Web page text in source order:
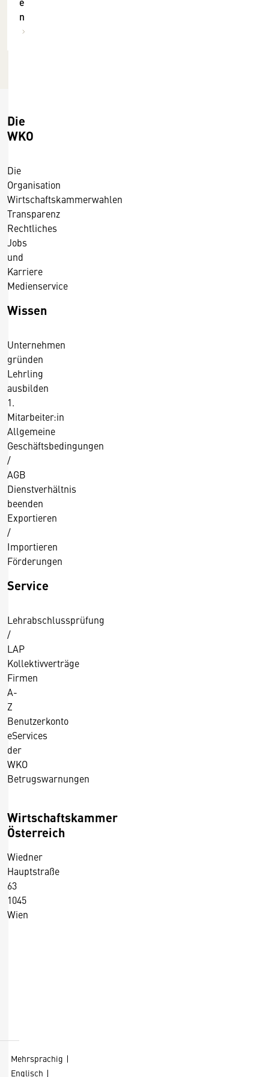
.
3
n
/
1
0
1
n
Die
WKO
Die
Organisation
Wirtschaftskammerwahlen
Transparenz
Rechtliches
Jobs
und
Karriere
Medienservice
Wissen
Unternehmen
gründen
Lehrling
ausbilden
1.
Mitarbeiter:in
Allgemeine
Geschäftsbedingungen
/
AGB
Dienstverhältnis
beenden
Exportieren
/
Importieren
Förderungen
Service
Lehrabschlussprüfung
/
LAP
Kollektivverträge
Firmen
A-
Z
Benutzerkonto
eServices
der
WKO
Betrugswarnungen
Wirtschaftskammer
Österreich
Wiedner
Hauptstraße
63
1045
Wien
Mehrsprachig
Englisch
e